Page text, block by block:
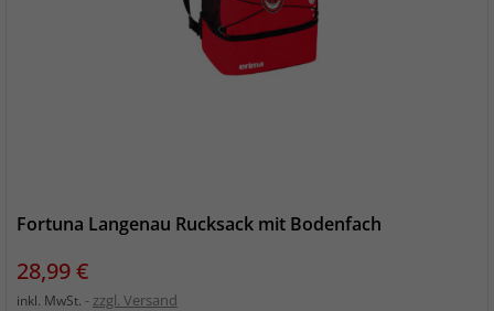
Fortuna Langenau Rucksack mit Bodenfach
Preis
28,99 €
inkl. MwSt. zzgl. Versand